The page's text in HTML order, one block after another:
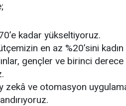
kadar yükseltiyoruz.
en az %20’sini
gençler ve birinci
zekâ ve otomasyon